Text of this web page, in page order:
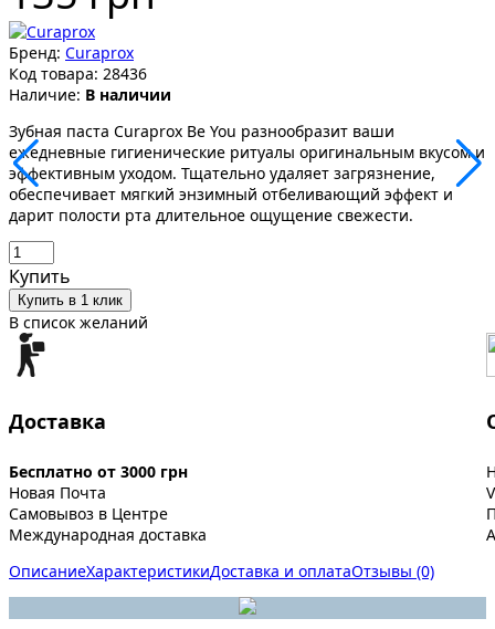
Бренд: Curaprox
Код товара: 28436
Наличие: В наличии
Зубная паста Curaprox Be You разнообразит ваши
ежедневные гигиенические ритуалы оригинальным вкусом и
эффективным уходом. Тщательно удаляет загрязнение,
обеспечивает мягкий энзимный отбеливающий эффект и
дарит полости рта длительное ощущение свежести.
Купить
Купить в 1 клик
В список желаний
Доставка
Бесплатно от 3000 грн
Новая Почта
Самовывоз в Центре
Международная доставка
ОписаниеХарактеристикиДоставка и оплатаОтзывы (0)